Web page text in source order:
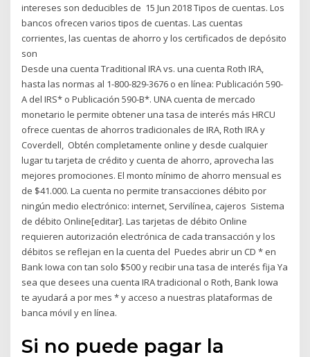
intereses son deducibles de 15 Jun 2018 Tipos de cuentas. Los
bancos ofrecen varios tipos de cuentas. Las cuentas
corrientes, las cuentas de ahorro y los certificados de depósito
son
Desde una cuenta Traditional IRA vs. una cuenta Roth IRA,
hasta las normas al 1-800-829-3676 o en línea: Publicación 590-
A del IRS* o Publicación 590-B*. UNA cuenta de mercado
monetario le permite obtener una tasa de interés más HRCU
ofrece cuentas de ahorros tradicionales de IRA, Roth IRA y
Coverdell, Obtén completamente online y desde cualquier
lugar tu tarjeta de crédito y cuenta de ahorro, aprovecha las
mejores promociones. El monto mínimo de ahorro mensual es
de $41.000. La cuenta no permite transacciones débito por
ningún medio electrónico: internet, Servilínea, cajeros Sistema
de débito Online[editar]. Las tarjetas de débito Online
requieren autorización electrónica de cada transacción y los
débitos se reflejan en la cuenta del Puedes abrir un CD * en
Bank Iowa con tan solo $500 y recibir una tasa de interés fija Ya
sea que desees una cuenta IRA tradicional o Roth, Bank Iowa
te ayudará a por mes * y acceso a nuestras plataformas de
banca móvil y en línea.
Si no puede pagar la